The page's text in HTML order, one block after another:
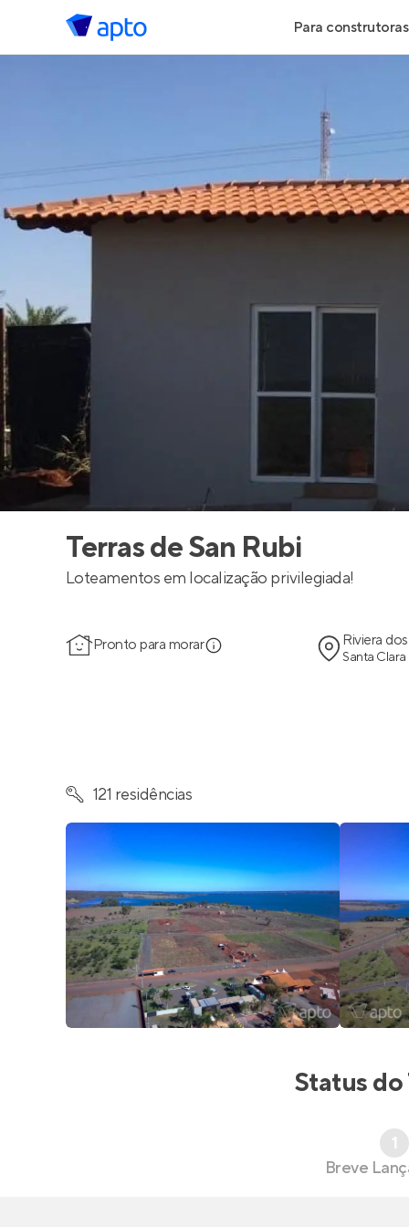
Para construtoras
Geração de
Geração de
Maiores
Terras de San Rubi
Loteamentos em localização privilegiada!
Pronto para morar Riviera
Santa Clara
121 residências
Status do
1
Breve